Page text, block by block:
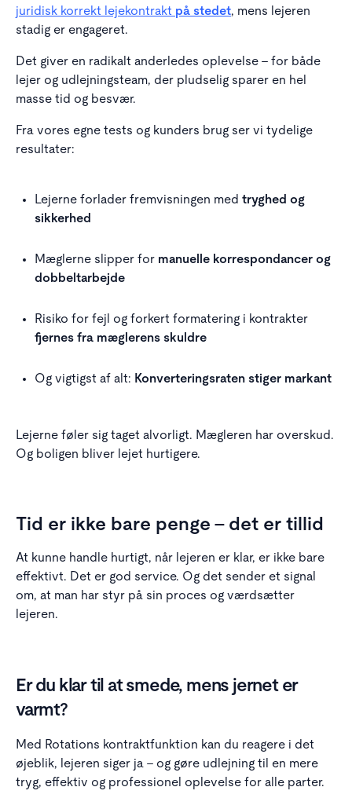
juridisk korrekt lejekontrakt på stedet, mens lejeren
stadig er engageret.
Det giver en radikalt anderledes oplevelse – for både
lejer og udlejningsteam, der pludselig sparer en hel
masse tid og besvær.
Fra vores egne tests og kunders brug ser vi tydelige
resultater:
Lejerne forlader fremvisningen med tryghed og
sikkerhed
Mæglerne slipper for manuelle korrespondancer og
dobbeltarbejde
Risiko for fejl og forkert formatering i kontrakter
fjernes fra mæglerens skuldre
Og vigtigst af alt: Konverteringsraten stiger markant
Lejerne føler sig taget alvorligt. Mægleren har overskud.
Og boligen bliver lejet hurtigere.
Tid er ikke bare penge – det er tillid
At kunne handle hurtigt, når lejeren er klar, er ikke bare
effektivt. Det er god service. Og det sender et signal
om, at man har styr på sin proces og værdsætter
lejeren.
Er du klar til at smede, mens jernet er
varmt?
Med Rotations kontraktfunktion kan du reagere i det
øjeblik, lejeren siger ja – og gøre udlejning til en mere
tryg, effektiv og professionel oplevelse for alle parter.